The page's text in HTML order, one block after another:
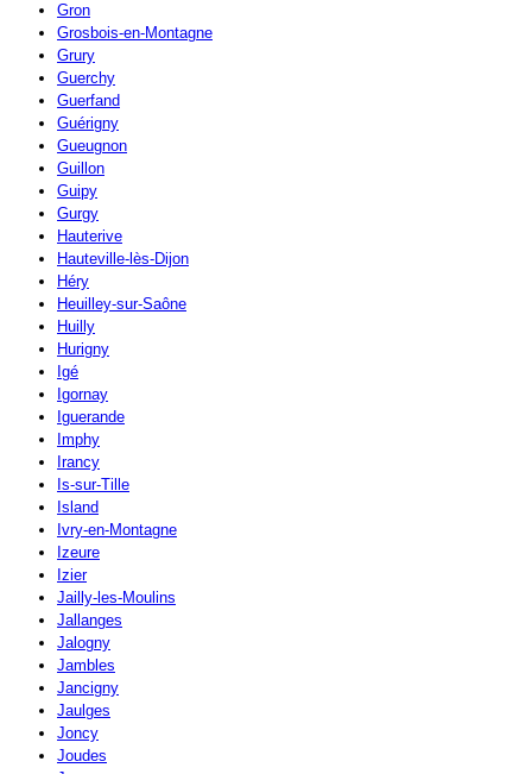
Gron
Grosbois-en-Montagne
Grury
Guerchy
Guerfand
Guérigny
Gueugnon
Guillon
Guipy
Gurgy
Hauterive
Hauteville-lès-Dijon
Héry
Heuilley-sur-Saône
Huilly
Hurigny
Igé
Igornay
Iguerande
Imphy
Irancy
Is-sur-Tille
Island
Ivry-en-Montagne
Izeure
Izier
Jailly-les-Moulins
Jallanges
Jalogny
Jambles
Jancigny
Jaulges
Joncy
Joudes